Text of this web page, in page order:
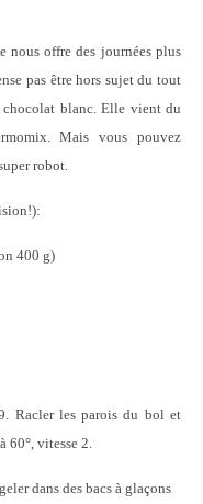
nous offre des journées plus
pas être hors sujet du tout
chocolat blanc. Elle vient du
Mais vous pouvez
robot.
400 g)
Racler les parois du bol et
60°, vitesse 2.
dans des bacs à glaçons